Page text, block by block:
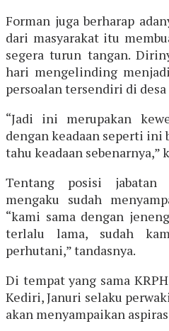
Forman juga berharap
dari masyarakat itu
segera turun tangan.
hari mengelinding
persoalan tersendiri di desa
“Jadi ini merupakan
dengan keadaan seperti
tahu keadaan sebenarnya,”
Tentang posisi jabatan
mengaku sudah
“kami sama dengan
terlalu lama, sudah
perhutani,” tandasnya.
Di tempat yang sama
Kediri, Januri selaku
akan menyampaikan